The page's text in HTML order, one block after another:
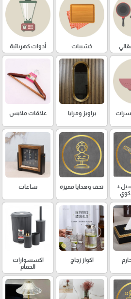
خشبيات أدوات كهربائية
براويز ومرايا علاقات ملابس
+
كوي
تحف وهدايا مميزة ساعات
اكواز زجاج
اكسسوارات
الحمام